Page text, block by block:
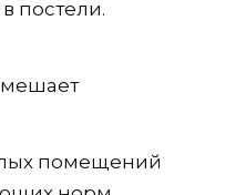
постели.
мешает
помещений